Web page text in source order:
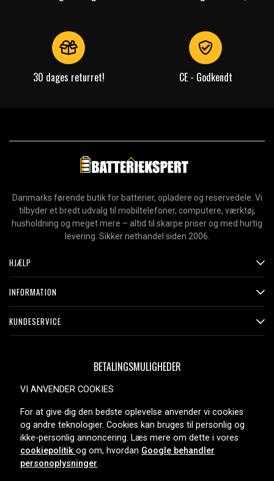
30 dages returret! CE - Godkendt
Danmarks førende butik for batterier, opladere og reservedele. Vi
tilbyder et bredt udvalg til mobiltelefoner, computere, værktøj,
husholdning og meget mere – altid til skarpe priser og med hurtig
levering. Sikker nethandel siden 2006.
HJÆLP
INFORMATION
KUNDESERVICE
BETALINGSMULIGHEDER
LEVERINGSMULIGHEDER
VI ANVENDER COOKIES
For at give dig den bedste oplevelse anvender vi cookies
og andre teknologier. Cookies kan bruges til personlig og
ikke-personlig annoncering. Læs mere om dette i vores
cookiepolitik og om, hvordan Google behandler
personoplysninger.